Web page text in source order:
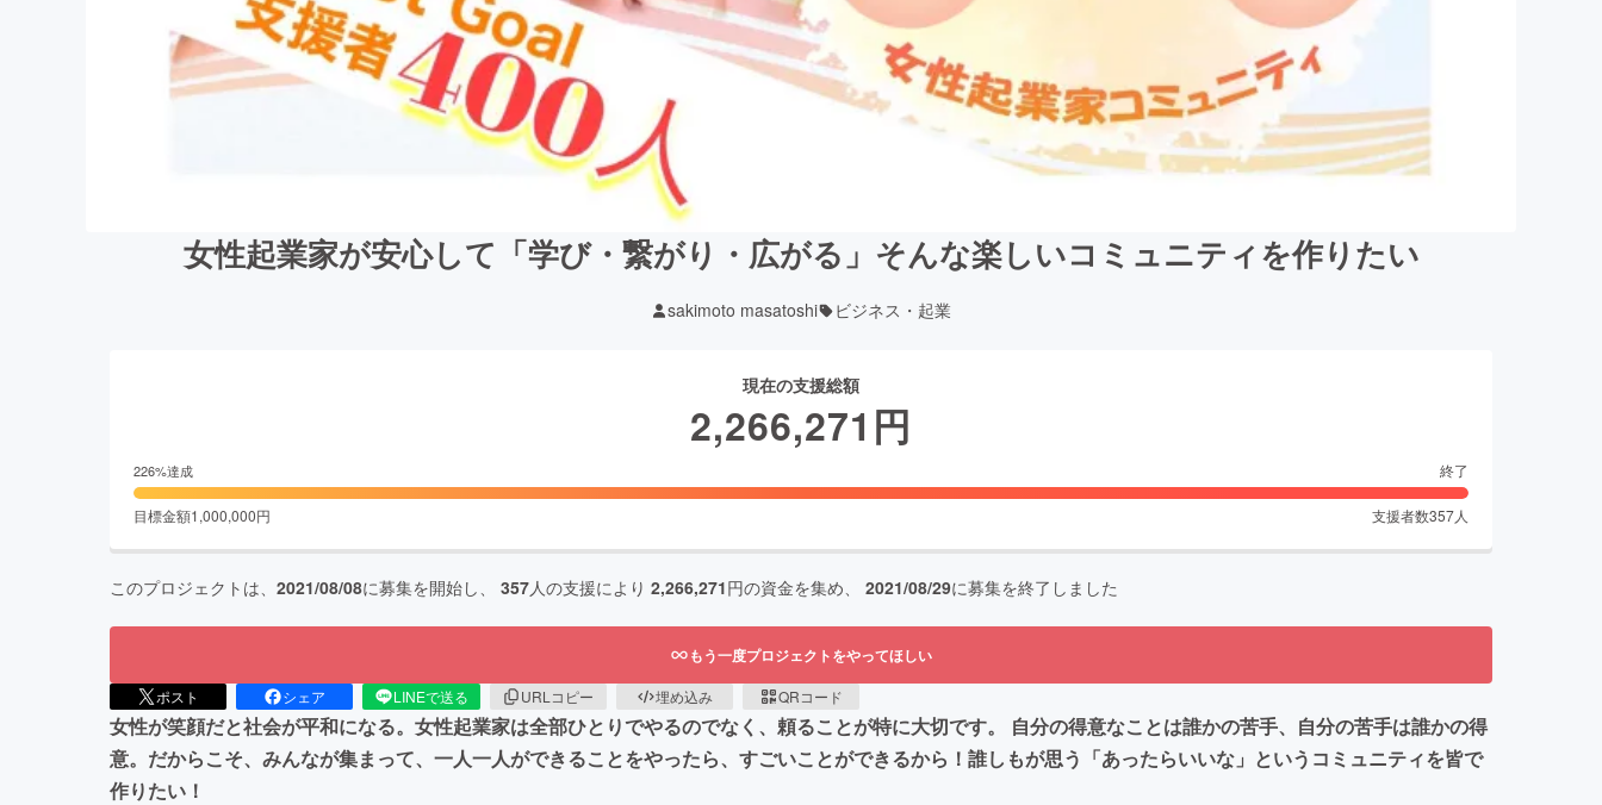
女性起業家が安心して「学び・繋がり・広がる」そんな楽しいコミュニティを作りたい
sakimoto masatoshi ビジネス・起業
現在の支援総額
2,266,271 円
226%達成 終了
目標金額1,000,000円 支援者数357人
このプロジェクトは、 2021/08/08に募集を開始し、 357人の支援により 2,266,271円の資金を集め、 2021/08/29に募集を終了しました
もう一度プロジェクトをやってほしい
ポスト シェア LINEで送る URLコピー 埋め込み QRコード
女性が笑顔だと社会が平和になる。女性起業家は全部ひとりでやるのでなく、頼ることが特に大切です。 自分の得意なことは誰かの苦手、自分の苦手は誰かの得
意。だからこそ、みんなが集まって、一人一人ができることをやったら、すごいことができるから！誰しもが思う「あったらいいな」というコミュニティを皆で
作りたい！